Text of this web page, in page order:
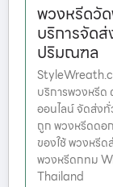
พวงหรีดวั
บริการจัดส่
ปริมณฑล
บริการพวงหรีด
ออนไลน์ จัดส่งทั่
ถูก พวงหรีดดอ
ของใช้ พวงหรี
พวงหรีดกทม
Thailand